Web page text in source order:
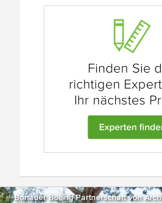
Bonauer Bölling Partnerschaft von